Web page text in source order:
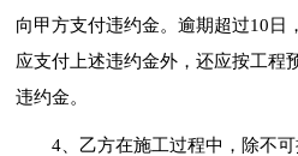
向甲方支付违约金。逾期超过10日
应支付上述违约金外，还应按工程
违约金。
4、乙方在施工过程中，除不